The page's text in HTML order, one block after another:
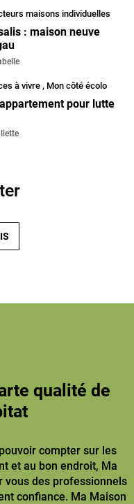
maisons individuelles
: maison neuve
à vivre , Mon côté écolo
pour lutte
qualité de
compter sur les
et au bon endroit, Ma
vous des professionnels
confiance. Ma Maison